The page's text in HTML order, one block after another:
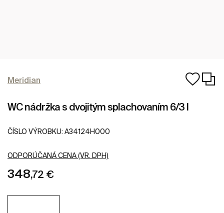
Meridian
WC nádržka s dvojitým splachovaním 6/3 l
ČÍSLO VÝROBKU: A34124H000
ODPORÚČANÁ CENA (VR. DPH)
348,72 €